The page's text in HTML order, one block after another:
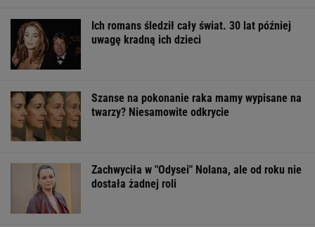
Ich romans śledził cały świat. 30 lat później
uwagę kradną ich dzieci
Szanse na pokonanie raka mamy wypisane na
twarzy? Niesamowite odkrycie
Zachwyciła w "Odysei" Nolana, ale od roku nie
dostała żadnej roli